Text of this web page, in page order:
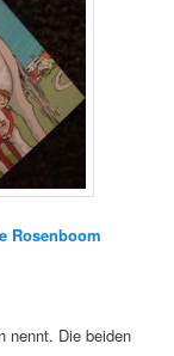
Rosenboom
nennt. Die beiden